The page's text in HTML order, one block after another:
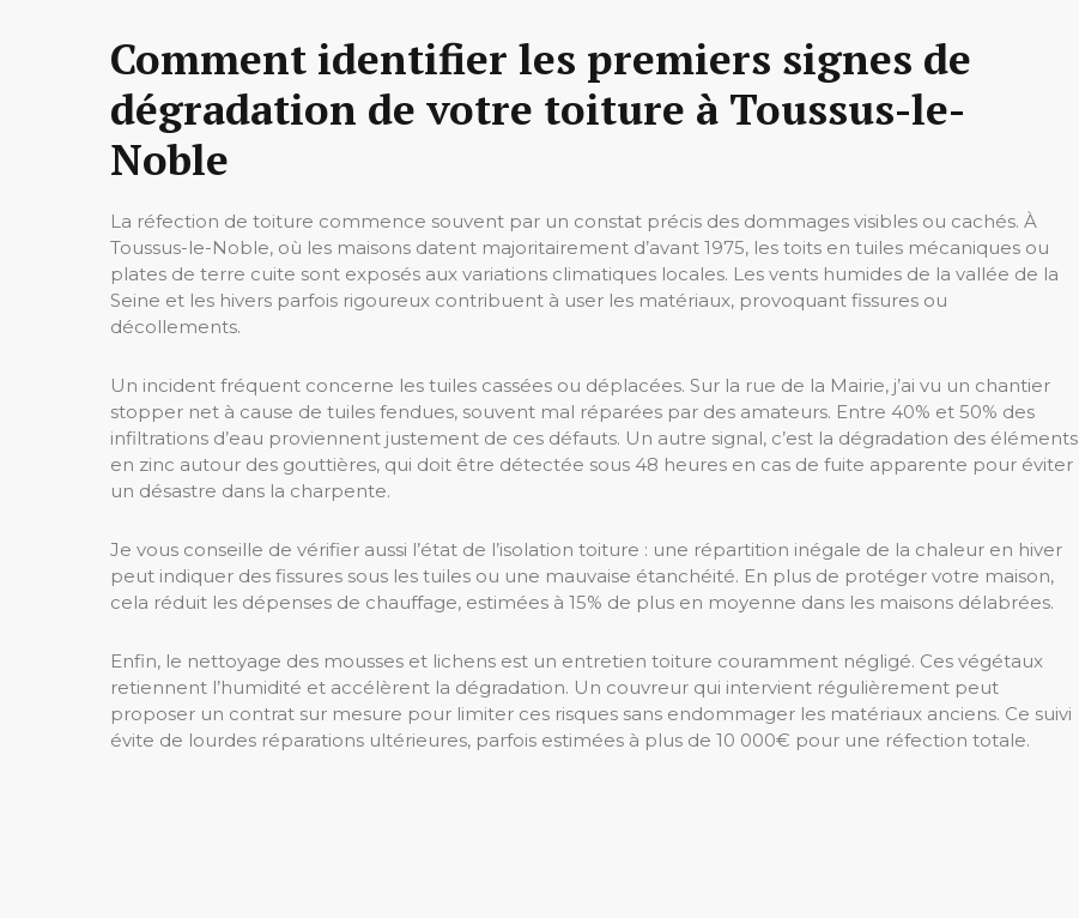
Comment identifier les premiers signes de
dégradation de votre toiture à Toussus-le-
Noble
La réfection de toiture commence souvent par un constat précis des dommages visibles ou cachés. À
Toussus-le-Noble, où les maisons datent majoritairement d’avant 1975, les toits en tuiles mécaniques ou
plates de terre cuite sont exposés aux variations climatiques locales. Les vents humides de la vallée de la
Seine et les hivers parfois rigoureux contribuent à user les matériaux, provoquant fissures ou
décollements.
Un incident fréquent concerne les tuiles cassées ou déplacées. Sur la rue de la Mairie, j’ai vu un chantier
stopper net à cause de tuiles fendues, souvent mal réparées par des amateurs. Entre 40% et 50% des
infiltrations d’eau proviennent justement de ces défauts. Un autre signal, c’est la dégradation des éléments
en zinc autour des gouttières, qui doit être détectée sous 48 heures en cas de fuite apparente pour éviter
un désastre dans la charpente.
Je vous conseille de vérifier aussi l’état de l’isolation toiture : une répartition inégale de la chaleur en hiver
peut indiquer des fissures sous les tuiles ou une mauvaise étanchéité. En plus de protéger votre maison,
cela réduit les dépenses de chauffage, estimées à 15% de plus en moyenne dans les maisons délabrées.
Enfin, le nettoyage des mousses et lichens est un entretien toiture couramment négligé. Ces végétaux
retiennent l’humidité et accélèrent la dégradation. Un couvreur qui intervient régulièrement peut
proposer un contrat sur mesure pour limiter ces risques sans endommager les matériaux anciens. Ce suivi
évite de lourdes réparations ultérieures, parfois estimées à plus de 10 000€ pour une réfection totale.